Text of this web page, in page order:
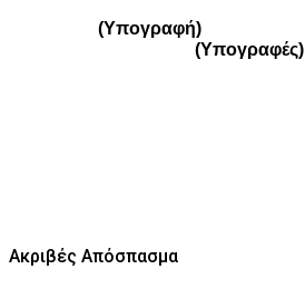
(Υπογραφή)
(Υπογραφές)
Ακριβές Απόσπασμα